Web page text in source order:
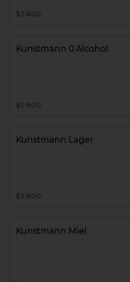
$3.800
Kunstmann 0 Alcohol
$3.800
Kunstmann Lager
$3.800
Kunstmann Miel